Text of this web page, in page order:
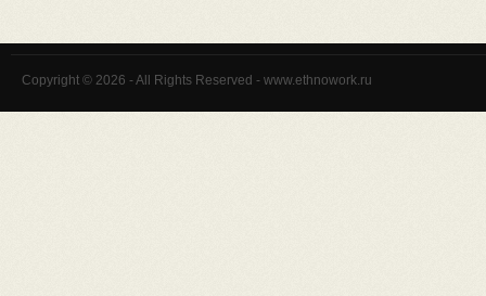
Copyright © 2026 - All Rights Reserved - www.ethnowork.ru